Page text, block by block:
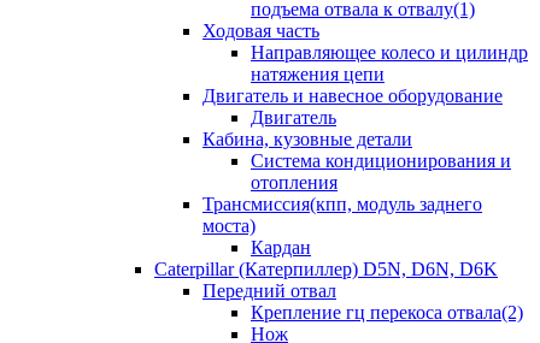
подъема отвала к отвалу(1)
Ходовая часть
Направляющее колесо и цилиндр
натяжения цепи
Двигатель и навесное оборудование
Двигатель
Кабина, кузовные детали
Система кондиционирования и
отопления
Трансмиссия(кпп, модуль заднего
моста)
Кардан
Caterpillar (Катерпиллер) D5N, D6N, D6K
Передний отвал
Крепление гц перекоса отвала(2)
Нож